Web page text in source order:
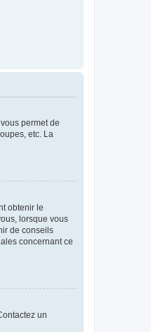
permet de
etc. La
obtenir le
lorsque vous
de conseils
concernant ce
un